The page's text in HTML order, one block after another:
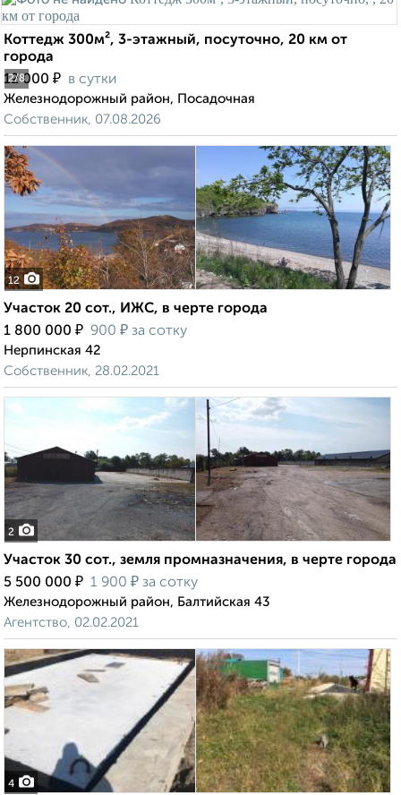
2/8
Коттедж 300м², 3-этажный, посуточно, 20 км от
города
12 000 ₽ в сутки
Железнодорожный район, Посадочная
Собственник, 07.08.2026
12
Участок 20 сот., ИЖС, в черте города
1 800 000 ₽ 900 ₽ за сотку
Нерпинская 42
Собственник, 28.02.2021
2
Участок 30 сот., земля промназначения, в черте города
5 500 000 ₽ 1 900 ₽ за сотку
Железнодорожный район, Балтийская 43
Агентство, 02.02.2021
4